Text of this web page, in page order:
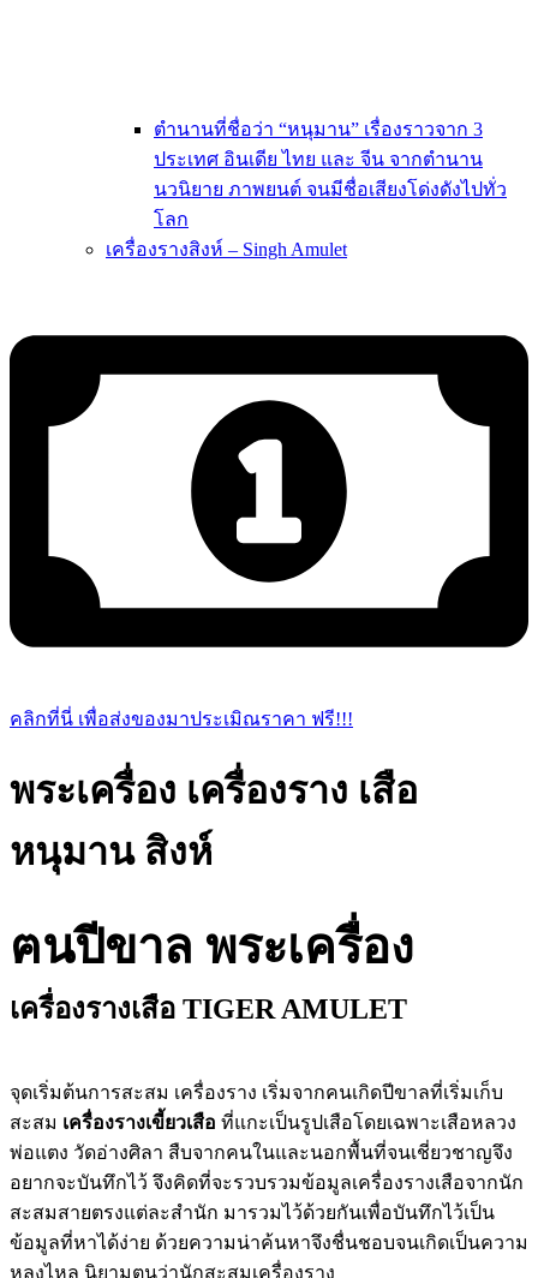
ตำนานที่ชื่อว่า “หนุมาน” เรื่องราวจาก 3
ประเทศ อินเดีย ไทย และ จีน จากตำนาน
นวนิยาย ภาพยนต์ จนมีชื่อเสียงโด่งดังไปทั่ว
โลก
เครื่องรางสิงห์ – Singh Amulet
คลิกที่นี่ เพื่อส่งของมาประเมิณราคา ฟรี!!!
พระเครื่อง เครื่องราง เสือ
หนุมาน สิงห์
ฅนปีขาล พระเครื่อง
เครื่องรางเสือ TIGER AMULET
จุดเริ่มต้นการสะสม เครื่องราง เริ่มจากคนเกิดปีขาลที่เริ่มเก็บ
สะสม เครื่องรางเขี้ยวเสือ ที่แกะเป็นรูปเสือโดยเฉพาะเสือหลวง
พ่อแตง วัดอ่างศิลา สืบจากคนในและนอกพื้นที่จนเชี่ยวชาญจึง
อยากจะบันทึกไว้ จึงคิดที่จะรวบรวมข้อมูลเครื่องรางเสือจากนัก
สะสมสายตรงแต่ละสำนัก มารวมไว้ด้วยกันเพื่อบันทึกไว้เป็น
ข้อมูลที่หาได้ง่าย ด้วยความน่าค้นหาจึงชื่นชอบจนเกิดเป็นความ
หลงไหล นิยามตนว่านักสะสมเครื่องราง